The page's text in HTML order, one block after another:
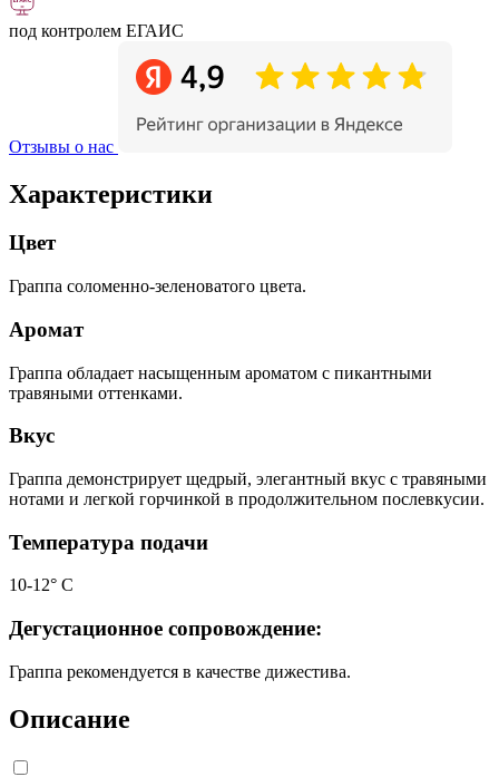
под контролем ЕГАИС
Отзывы о нас
Характеристики
Цвет
Граппа соломенно-зеленоватого цвета.
Аромат
Граппа обладает насыщенным ароматом с пикантными
травяными оттенками.
Вкус
Граппа демонстрирует щедрый, элегантный вкус с травяными
нотами и легкой горчинкой в продолжительном послевкусии.
Температура подачи
10-12° С
Дегустационное сопровождение:
Граппа рекомендуется в качестве дижестива.
Описание